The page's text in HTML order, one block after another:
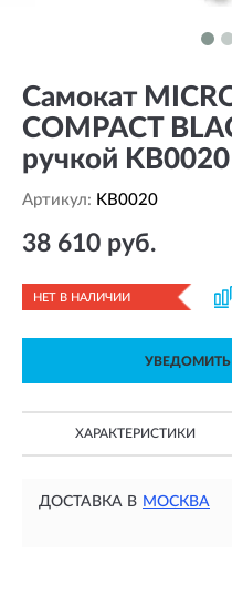
Самокат
COMPACT
ручкой KB0020
Артикул: KB0020
38 610 руб.
НЕТ В НАЛИЧИИ
ХАРАКТЕРИСТИКИ
ДОСТАВКА В МОСКВА